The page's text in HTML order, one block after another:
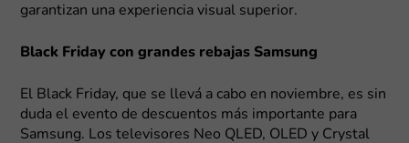
garantizan una experiencia visual superior.
Black Friday con grandes rebajas Samsung
El Black Friday, que se llevá a cabo en noviembre, es sin
duda el evento de descuentos más importante para
Samsung. Los televisores Neo QLED, OLED y Crystal